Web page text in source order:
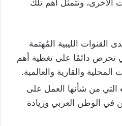
الأُخرى، وتتمثل أهم تلك
القنوات الليبية المُهتمة
تحرص دائمًا على تغطية أهم
والقارية والعالمية.
التي من شأنها العمل على
في الوطن العربي وزيادة